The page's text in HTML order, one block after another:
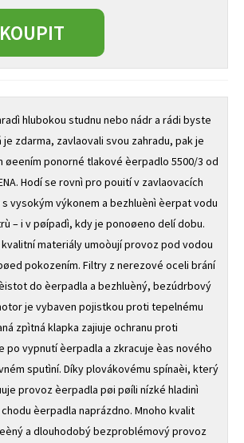
KOUPIT
hlubokou studnu nebo nádr a rádi byste
zdarma, zavlaovali svou zahradu, pak je
ponorné tlakové èerpadlo 5500/3 od
Hodí se rovnì pro pouití v zavlaovacích
s vysokým výkonem a bezhluènì èerpat vodu
– i v pøípadì, kdy je ponoøeno delí dobu.
materiály umoòují provoz pod vodou
pokozením. Filtry z nerezové oceli brání
do èerpadla a bezhluèný, bezúdrbový
je vybaven pojistkou proti tepelnému
zpìtná klapka zajiuje ochranu proti
po vypnutí èerpadla a zkracuje èas nového
sputìní. Díky plovákovému spínaèi, který
provoz èerpadla pøi pøíli nízké hladinì
èerpadla naprázdno. Mnoho kvalit
a dlouhodobý bezproblémový provoz